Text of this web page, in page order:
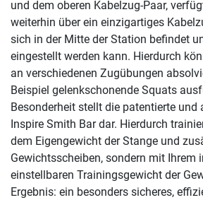
und dem oberen Kabelzug-Paar,
weiterhin über ein einzigartiges
sich in der Mitte der Station befindet
eingestellt werden kann. Hierdurch
an verschiedenen Zugübungen
Beispiel gelenkschonende Squats
Besonderheit stellt die patentierte und
Inspire Smith Bar dar. Hierdurch
dem Eigengewicht der Stange und
Gewichtsscheiben, sondern mit Ihrem
einstellbaren Trainingsgewicht der
Ergebnis: ein besonders sicheres,